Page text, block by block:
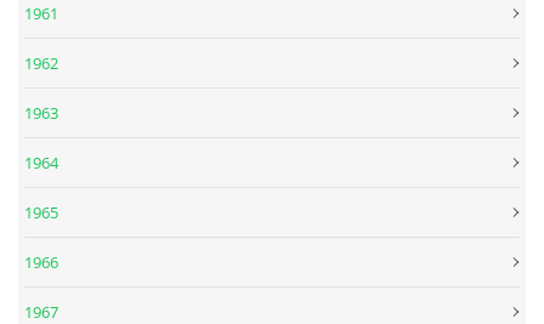
1961
1962
1963
1964
1965
1966
1967